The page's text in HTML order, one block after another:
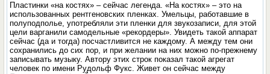
Пластинки «на костях» – сейчас легенда. «На костях» – это на
использованных рентгеновских пленках. Умельцы, работавшие в
полуподполье, употребляли эти пленки для звукозаписи, для этой
цели варганили самодельные «рекордеры». Увидеть такой аппарат
сейчас (да и тогда) посчастливится не каждому. А между тем они
сохранились до сих пор, и при желании на них можно по-прежнему
записывать музыку. Автору этих строк показал такой агрегат
человек по имени Рудольф Фукс. Живет он сейчас между